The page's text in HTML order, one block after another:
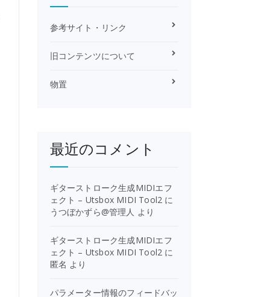
参考サイト・リンク
旧コンテンツについて
物置
最近のコメント
ギターストローク生成MIDIエフ
ェクト – Utsbox MIDI Tool2 に
うつぼかずら@管理人 より
ギターストローク生成MIDIエフ
ェクト – Utsbox MIDI Tool2 に
匿名 より
パラメーター情報のフィードバッ